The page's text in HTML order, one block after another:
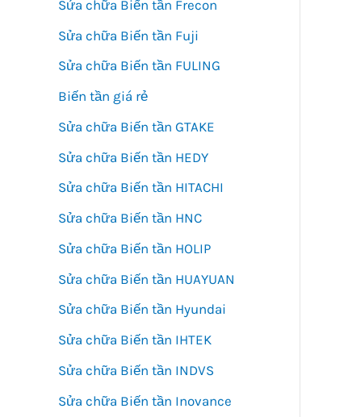
Sửa chữa Biến tần Frecon
Sửa chữa Biến tần Fuji
Sửa chữa Biến tần FULING
Biến tần giá rẻ
Sửa chữa Biến tần GTAKE
Sửa chữa Biến tần HEDY
Sửa chữa Biến tần HITACHI
Sửa chữa Biến tần HNC
Sửa chữa Biến tần HOLIP
Sửa chữa Biến tần HUAYUAN
Sửa chữa Biến tần Hyundai
Sửa chữa Biến tần IHTEK
Sửa chữa Biến tần INDVS
Sửa chữa Biến tần Inovance